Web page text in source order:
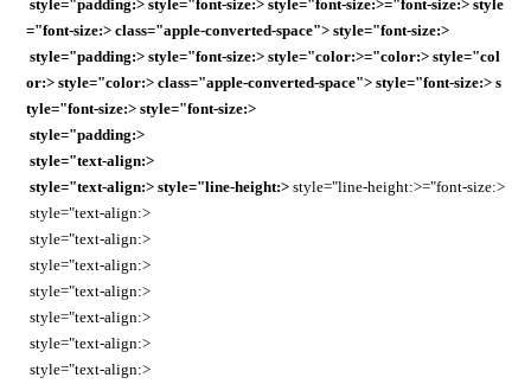
style="padding:> style="font-size:> style="font-size:>="font-size:> style
="font-size:> class="apple-converted-space"> style="font-size:>
style="padding:> style="font-size:> style="color:>="color:> style="col
or:> style="color:> class="apple-converted-space"> style="font-size:> s
tyle="font-size:> style="font-size:>
style="padding:>
style="text-align:>
style="text-align:> style="line-height:> style="line-height:>="font-size:>
style="text-align:>
style="text-align:>
style="text-align:>
style="text-align:>
style="text-align:>
style="text-align:>
style="text-align:>